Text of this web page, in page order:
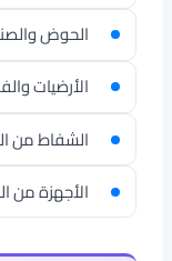
الحوض
الأرضيات
الشفاط من
الأجهزة من